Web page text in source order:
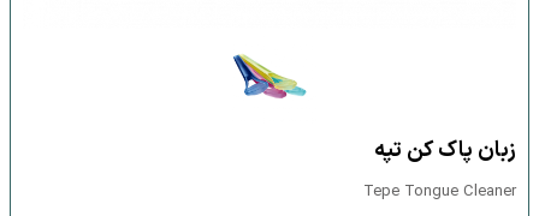
زبان پاک کن تپه
Tepe Tongue Cleaner